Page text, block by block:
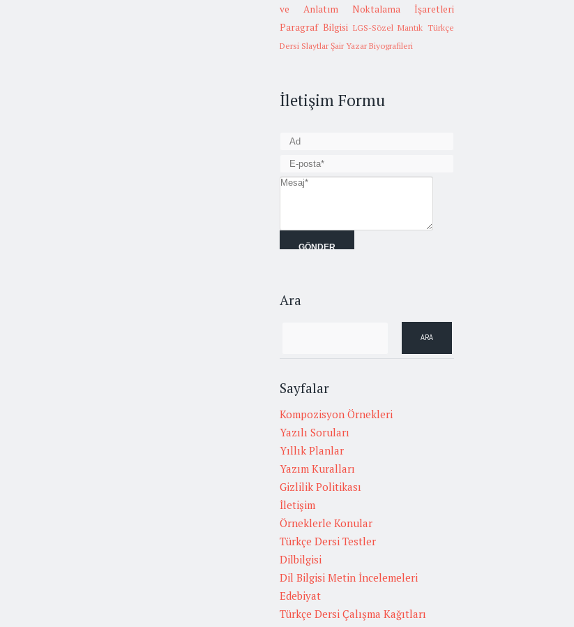
ve Anlatım
Noktalama İşaretleri
Paragraf Bilgisi LGS-Sözel Mantık Türkçe
Dersi Slaytlar Şair Yazar Biyografileri
İletişim Formu
Ara
Sayfalar
Kompozisyon Örnekleri
Yazılı Soruları
Yıllık Planlar
Yazım Kuralları
Gizlilik Politikası
İletişim
Örneklerle Konular
Türkçe Dersi Testler
Dilbilgisi
Dil Bilgisi Metin İncelemeleri
Edebiyat
Türkçe Dersi Çalışma Kağıtları